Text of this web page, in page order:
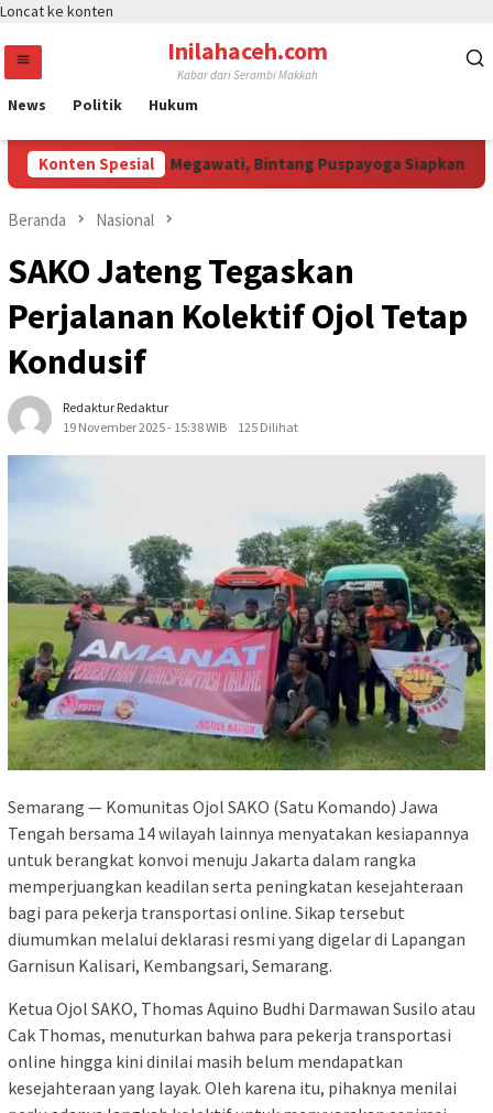
Loncat ke konten
Inilahaceh.com
Kabar dari Serambi Makkah
News Politik Hukum
Konten Spesial
Curi Perhatian Megawati, Bintang Puspayoga Siapkan
Beranda Nasional
SAKO Jateng Tegaskan
Perjalanan Kolektif Ojol Tetap
Kondusif
Redaktur Redaktur
19 November 2025 - 15:38 WIB
125 Dilihat
Semarang — Komunitas Ojol SAKO (Satu Komando) Jawa
Tengah bersama 14 wilayah lainnya menyatakan kesiapannya
untuk berangkat konvoi menuju Jakarta dalam rangka
memperjuangkan keadilan serta peningkatan kesejahteraan
bagi para pekerja transportasi online. Sikap tersebut
diumumkan melalui deklarasi resmi yang digelar di Lapangan
Garnisun Kalisari, Kembangsari, Semarang.
Ketua Ojol SAKO, Thomas Aquino Budhi Darmawan Susilo atau
Cak Thomas, menuturkan bahwa para pekerja transportasi
online hingga kini dinilai masih belum mendapatkan
kesejahteraan yang layak. Oleh karena itu, pihaknya menilai